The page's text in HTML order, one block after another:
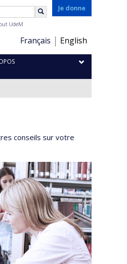
Je donne
Choix
de
langue
Français English
UdeM
conseils sur votre